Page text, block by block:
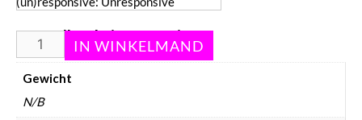
Aanvullende informatie
Gewicht
N/B